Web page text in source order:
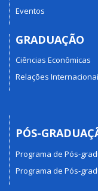
Eventos
GRADUAÇÃO
Ciências Econômicas
Relações
PÓS-
Programa de Pós-
Programa de Pós-